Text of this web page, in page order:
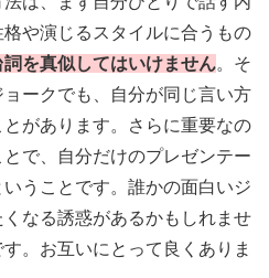
や演じるスタイルに合うもの
詞を真似してはいけません。そ
ークでも、自分が同じ言い方
があります。さらに重要なの
で、自分だけのプレゼンテー
うことです。誰かの面白いジ
なる誘惑があるかもしれませ
。お互いにとって良くありま